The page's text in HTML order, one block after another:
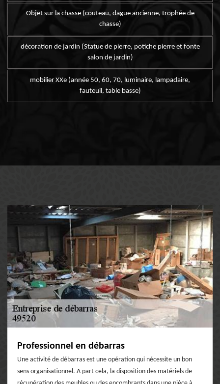
Objet sur la chasse (couteau, dague ancienne, trophée de
chasse)
décoration de jardin (Statue de pierre, potiche pierre et fonte
salon de jardin)
mobilier XXe (année 50, 60, 70, luminaire, lampadaire,
fauteuil, table basse)
Professionnel en débarras
Une activité de débarras est une opération qui nécessite un bon
sens organisationnel. A part cela, la disposition des matériels de